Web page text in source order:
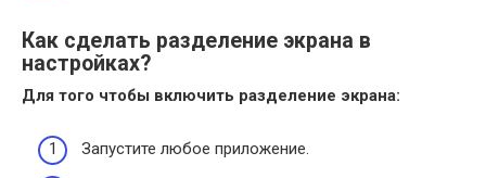
Как сделать разделение экрана в
настройках?
Для того чтобы включить разделение экрана:
Запустите любое приложение.